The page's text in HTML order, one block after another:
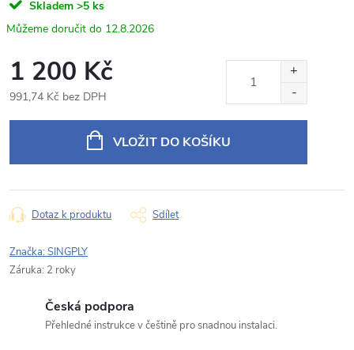
Produkt:
Corolla a Auris
Jméno
Váš dotaz
Skladem >5 ks
12.8.2026
1 200 Kč
991,74 Kč bez DPH
VLOŽIT DO KOŠÍKU
Dotaz k produktu Sdílet
Značka:SINGPLY
Záruka: 2 roky
Česká podpora
Přehledné instrukce v češtině pro snadnou instalaci.